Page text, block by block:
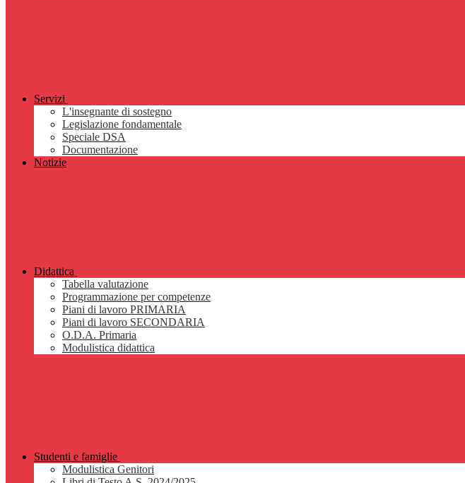
Servizi
L'insegnante di sostegno
Legislazione fondamentale
Speciale DSA
Documentazione
Notizie
Didattica
Tabella valutazione
Programmazione per competenze
Piani di lavoro PRIMARIA
Piani di lavoro SECONDARIA
O.D.A. Primaria
Modulistica didattica
Studenti e famiglie
Modulistica Genitori